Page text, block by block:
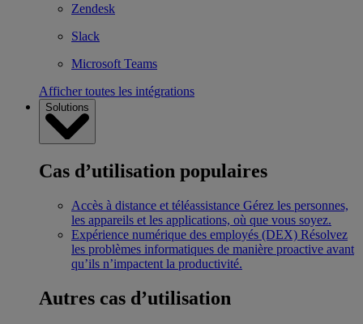
Zendesk
Slack
Microsoft Teams
Afficher toutes les intégrations
Solutions
Cas d’utilisation populaires
Accès à distance et téléassistance Gérez les personnes,
les appareils et les applications, où que vous soyez.
Expérience numérique des employés (DEX) Résolvez
les problèmes informatiques de manière proactive avant
qu’ils n’impactent la productivité.
Autres cas d’utilisation